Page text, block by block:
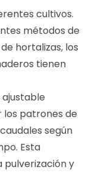
cultivos.
métodos de
hortalizas, los
tienen
patrones de
según
Esta
pulverización y